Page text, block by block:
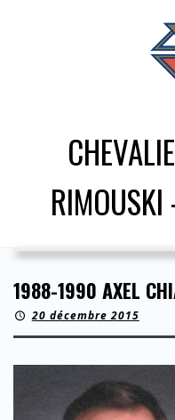
1988-1990 AXEL
20 décembre 2015